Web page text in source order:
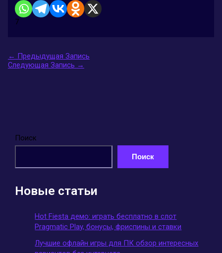
7
← Предыдущая Запись
Следующая Запись →
Поиск
Поиск
Новые статьи
Hot Fiesta демо: играть бесплатно в слот
Pragmatic Play, бонусы, фриспины и ставки
Лучшие офлайн игры для ПК обзор интересных